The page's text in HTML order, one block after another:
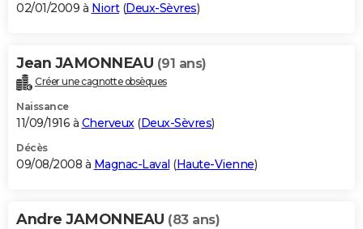
02/01/2009 à Niort(Deux-Sèvres)
Jean JAMONNEAU (91 ans)
Créer une cagnotte obsèques
Naissance
11/09/1916 à Cherveux(Deux-Sèvres)
Décès
09/08/2008 à Magnac-Laval (Haute-Vienne)
Andre JAMONNEAU (83 ans)